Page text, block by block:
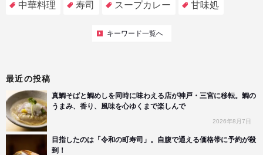
中華料理 寿司 スープカレー 甘味処
キーワード一覧へ
最近の投稿
真鯛そばと鯛めしを同時に味わえる店が神戸・三宮に移転。鯛の
うまみ、香り、風味を心ゆくまで楽しんで
2026年8月7日
目指したのは「令和の町寿司」。自腹で通える価格帯に予約が殺
到！